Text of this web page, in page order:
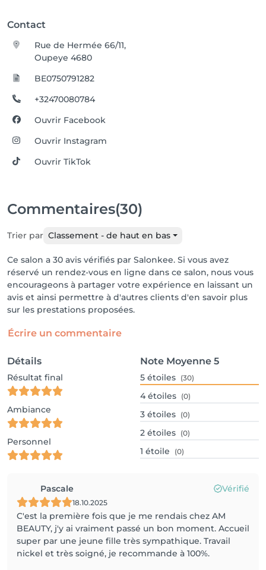
Contact
Rue de Hermée 66/11,
Oupeye 4680
BE0750791282
+32470080784
Ouvrir Facebook
Ouvrir Instagram
Ouvrir TikTok
Commentaires(30)
Trier par Classement - de haut en bas
Ce salon a 30 avis vérifiés par Salonkee. Si vous avez
réservé un rendez-vous en ligne dans ce salon, nous vous
encourageons à partager votre expérience en laissant un
avis et ainsi permettre à d'autres clients d'en savoir plus
sur les prestations proposées.
Écrire un commentaire
Détails
Résultat final
Ambiance
Personnel
Note Moyenne 5
5 étoiles (30)
4 étoiles (0)
3 étoiles (0)
2 étoiles (0)
1 étoile (0)
Pascale Vérifié
18.10.2025
C'est la première fois que je me rendais chez AM
BEAUTY, j'y ai vraiment passé un bon moment. Accueil
super par une jeune fille très sympathique. Travail
nickel et très soigné, je recommande à 100%.